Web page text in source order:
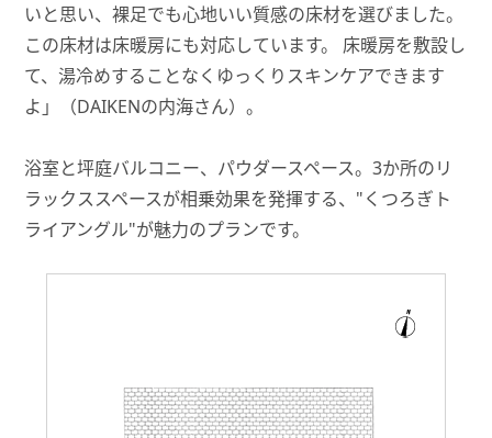
いと思い、裸足でも心地いい質感の床材を選びました。
この床材は床暖房にも対応しています。 床暖房を敷設し
て、湯冷めすることなくゆっくりスキンケアできます
よ」（DAIKENの内海さん）。
浴室と坪庭バルコニー、パウダースペース。3か所のリ
ラックススペースが相乗効果を発揮する、"くつろぎト
ライアングル"が魅力のプランです。